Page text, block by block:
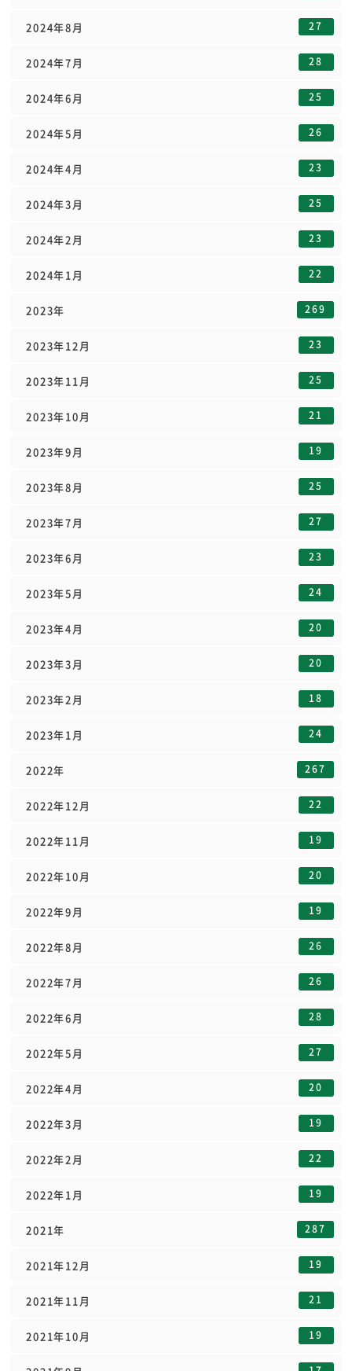
2024年8月 27
2024年7月 28
2024年6月 25
2024年5月 26
2024年4月 23
2024年3月 25
2024年2月 23
2024年1月 22
2023年 269
2023年12月 23
2023年11月 25
2023年10月 21
2023年9月 19
2023年8月 25
2023年7月 27
2023年6月 23
2023年5月 24
2023年4月 20
2023年3月 20
2023年2月 18
2023年1月 24
2022年 267
2022年12月 22
2022年11月 19
2022年10月 20
2022年9月 19
2022年8月 26
2022年7月 26
2022年6月 28
2022年5月 27
2022年4月 20
2022年3月 19
2022年2月 22
2022年1月 19
2021年 287
2021年12月 19
2021年11月 21
2021年10月 19